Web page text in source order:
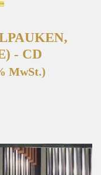
- CD
MwSt.)